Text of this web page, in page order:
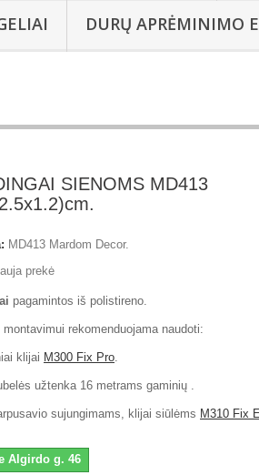
DURŲ APRĖMINIMO
SIENOMS MD413
MD413 Mardom Decor.
prekė
pagamintos iš polistireno.
montavimui rekomenduojama naudoti:
klijai M300 Fix Pro.
užtenka 16 metrams gaminių .
sujungimams, klijai siūlėms M310 Fix
Algirdo g. 46